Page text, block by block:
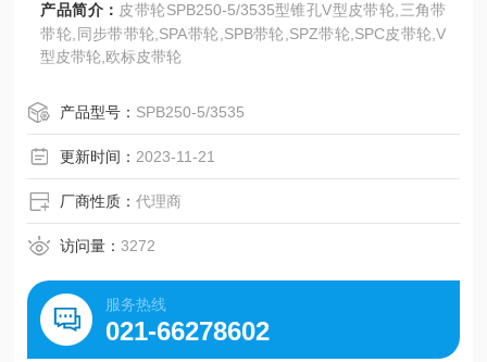
产品简介： 皮带轮SPB250-5/3535型锥孔V型皮带轮,三角带
带轮,同步带带轮,SPA带轮,SPB带轮,SPZ带轮,SPC皮带轮,V
型皮带轮,欧标皮带轮
产品型号： SPB250-5/3535
更新时间： 2023-11-21
厂商性质：代理商
访问量：3272
服务热线
021-66278602